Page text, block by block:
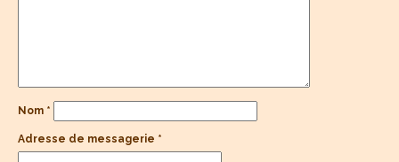
Nom *
Adresse de messagerie *